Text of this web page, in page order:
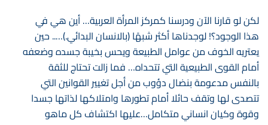
لكن لو قارنا الآن ودرسنا كمركز المرأة العربية… أين هي في
هذا الوجود؟! لوجدناها أكثر شبهًا (بالانسان البدائي.)….. حين
يعتريه الخوف من عوامل الطبيعة ويحس بخيبة جسده وضعفه
أمام القوى الطبيعية التي تتحداه… فما زالت تحتاج للثقة
بالنفس مدعومة بنضال دؤوب من أجل تغيير القوانين التي
تتصدى لها وتقف حائلا أمام تطورها وامتلاكها لذاتها جسدا
وقوة وكيان انساني متكامل…عليها اكتشاف كل ماهو